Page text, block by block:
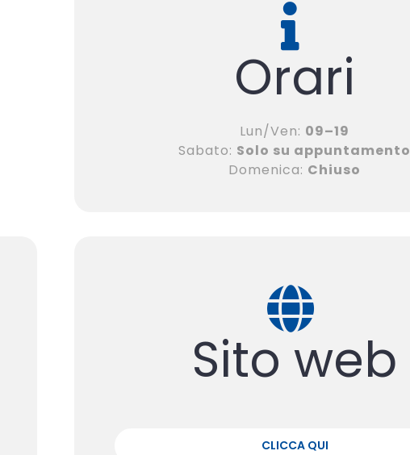
Orari
Lun/Ven: 09–19
Sabato: Solo su appuntamento
Domenica: Chiuso
Sito web
CLICCA QUI